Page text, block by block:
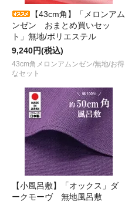
【43cm角】「メロンアム
ンゼン おまとめ買いセッ
ト」無地/ポリエステル
9,240円(税込)
43cm角メロンアムンゼン/無地/お得
なセット
【小風呂敷】「オックス」ダ
ークモーヴ 無地風呂敷